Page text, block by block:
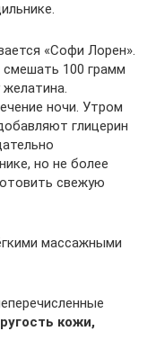
«Софи Лорен».
100 грамм
ночи. Утром
глицерин
но не более
свежую
массажными
кожи,